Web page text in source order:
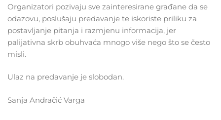
Organizatori pozivaju sve zainteresirane građane da se
odazovu, poslušaju predavanje te iskoriste priliku za
postavljanje pitanja i razmjenu informacija, jer
palijativna skrb obuhvaća mnogo više nego što se često
misli.
Ulaz na predavanje je slobodan.
Sanja Andračić Varga